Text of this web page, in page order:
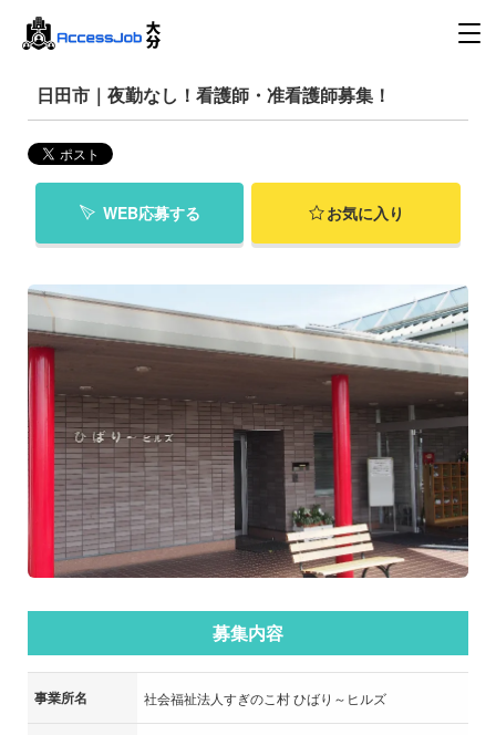
日田市｜夜勤なし！看護師・准看護師募集！
WEB応募する お気に入り
募集内容
事業所名 社会福祉法人すぎのこ村 ひばり～ヒルズ